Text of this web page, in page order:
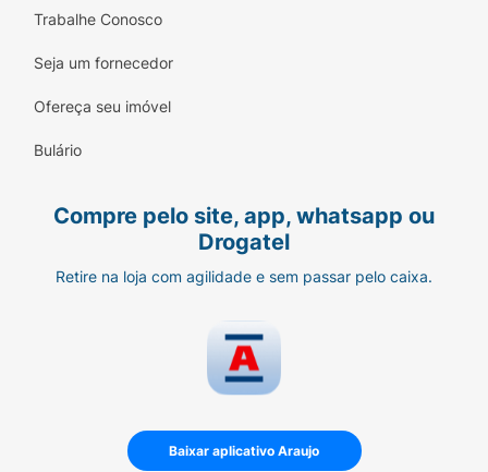
Trabalhe Conosco
Seja um fornecedor
Ofereça seu imóvel
Bulário
Compre pelo site, app, whatsapp ou
Drogatel
Retire na loja com agilidade e sem passar pelo caixa.
Baixar aplicativo Araujo